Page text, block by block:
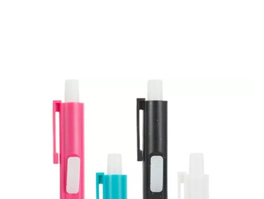
2,49 € Menge
Warenkorb